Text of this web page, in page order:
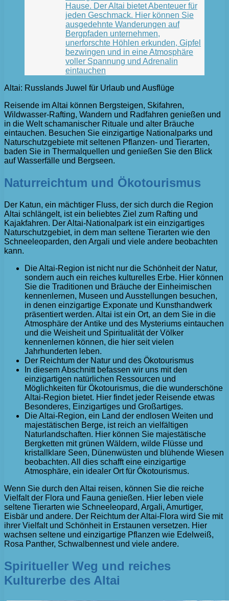
Hause. Der Altai bietet Abenteuer für
jeden Geschmack. Hier können Sie
ausgedehnte Wanderungen auf
Bergpfaden unternehmen,
unerforschte Höhlen erkunden, Gipfel
bezwingen und in eine Atmosphäre
voller Spannung und Adrenalin
eintauchen
Altai: Russlands Juwel für Urlaub und Ausflüge
Reisende im Altai können Bergsteigen, Skifahren,
Wildwasser-Rafting, Wandern und Radfahren genießen und
in die Welt schamanischer Rituale und alter Bräuche
eintauchen. Besuchen Sie einzigartige Nationalparks und
Naturschutzgebiete mit seltenen Pflanzen- und Tierarten,
baden Sie in Thermalquellen und genießen Sie den Blick
auf Wasserfälle und Bergseen.
Naturreichtum und Ökotourismus
Der Katun, ein mächtiger Fluss, der sich durch die Region
Altai schlängelt, ist ein beliebtes Ziel zum Rafting und
Kajakfahren. Der Altai-Nationalpark ist ein einzigartiges
Naturschutzgebiet, in dem man seltene Tierarten wie den
Schneeleoparden, den Argali und viele andere beobachten
kann.
Die Altai-Region ist nicht nur die Schönheit der Natur,
sondern auch ein reiches kulturelles Erbe. Hier können
Sie die Traditionen und Bräuche der Einheimischen
kennenlernen, Museen und Ausstellungen besuchen,
in denen einzigartige Exponate und Kunsthandwerk
präsentiert werden. Altai ist ein Ort, an dem Sie in die
Atmosphäre der Antike und des Mysteriums eintauchen
und die Weisheit und Spiritualität der Völker
kennenlernen können, die hier seit vielen
Jahrhunderten leben.
Der Reichtum der Natur und des Ökotourismus
In diesem Abschnitt befassen wir uns mit den
einzigartigen natürlichen Ressourcen und
Möglichkeiten für Ökotourismus, die die wunderschöne
Altai-Region bietet. Hier findet jeder Reisende etwas
Besonderes, Einzigartiges und Großartiges.
Die Altai-Region, ein Land der endlosen Weiten und
majestätischen Berge, ist reich an vielfältigen
Naturlandschaften. Hier können Sie majestätische
Bergketten mit grünen Wäldern, wilde Flüsse und
kristallklare Seen, Dünenwüsten und blühende Wiesen
beobachten. All dies schafft eine einzigartige
Atmosphäre, ein idealer Ort für Ökotourismus.
Wenn Sie durch den Altai reisen, können Sie die reiche
Vielfalt der Flora und Fauna genießen. Hier leben viele
seltene Tierarten wie Schneeleopard, Argali, Amurtiger,
Eisbär und andere. Der Reichtum der Altai-Flora wird Sie mit
ihrer Vielfalt und Schönheit in Erstaunen versetzen. Hier
wachsen seltene und einzigartige Pflanzen wie Edelweiß,
Rosa Panther, Schwalbennest und viele andere.
Spiritueller Weg und reiches
Kulturerbe des Altai